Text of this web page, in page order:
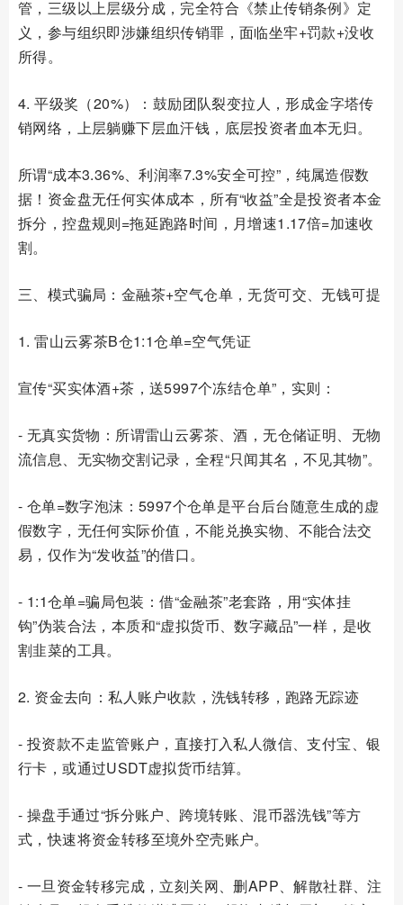
管，三级以上层级分成，完全符合《禁止传销条例》定
义，参与组织即涉嫌组织传销罪，面临坐牢+罚款+没收
所得。
4. 平级奖（20%）：鼓励团队裂变拉人，形成金字塔传
销网络，上层躺赚下层血汗钱，底层投资者血本无归。
所谓“成本3.36%、利润率7.3%安全可控”，纯属造假数
据！资金盘无任何实体成本，所有“收益”全是投资者本金
拆分，控盘规则=拖延跑路时间，月增速1.17倍=加速收
割。
三、模式骗局：金融茶+空气仓单，无货可交、无钱可提
1. 雷山云雾茶B仓1:1仓单=空气凭证
宣传“买实体酒+茶，送5997个冻结仓单”，实则：
- 无真实货物：所谓雷山云雾茶、酒，无仓储证明、无物
流信息、无实物交割记录，全程“只闻其名，不见其物”。
- 仓单=数字泡沫：5997个仓单是平台后台随意生成的虚
假数字，无任何实际价值，不能兑换实物、不能合法交
易，仅作为“发收益”的借口。
- 1:1仓单=骗局包装：借“金融茶”老套路，用“实体挂
钩”伪装合法，本质和“虚拟货币、数字藏品”一样，是收
割韭菜的工具。
2. 资金去向：私人账户收款，洗钱转移，跑路无踪迹
- 投资款不走监管账户，直接打入私人微信、支付宝、银
行卡，或通过USDT虚拟货币结算。
- 操盘手通过“拆分账户、跨境转账、混币器洗钱”等方
式，快速将资金转移至境外空壳账户。
- 一旦资金转移完成，立刻关网、删APP、解散社群、注